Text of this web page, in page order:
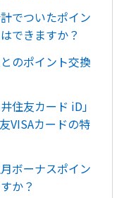
でついたポイン
できますか？
のポイント交換
住友カード iD」
VISAカードの特
ボーナスポイン
か？